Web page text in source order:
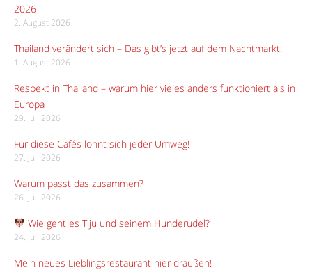
2026
2. August 2026
Thailand verändert sich – Das gibt’s jetzt auf dem Nachtmarkt!
1. August 2026
Respekt in Thailand – warum hier vieles anders funktioniert als in
Europa
29. Juli 2026
Für diese Cafés lohnt sich jeder Umweg!
27. Juli 2026
Warum passt das zusammen?
26. Juli 2026
Wie geht es Tiju und seinem Hunderudel?
24. Juli 2026
Mein neues Lieblingsrestaurant hier draußen!